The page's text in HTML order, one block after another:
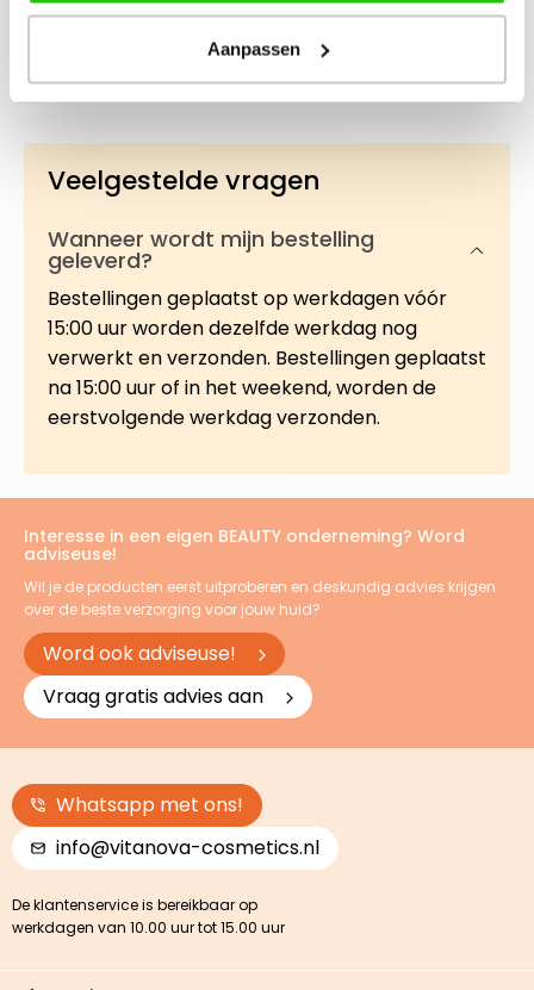
Aanpassen
Sheer Complexion Skin Tint SPF15 in de kleur
Petal biedt lichte tot medium dekking in een
multifunctionele formule van found…Meer
Veelgestelde vragen
Wanneer wordt mijn bestelling
geleverd?
Bestellingen geplaatst op werkdagen vóór
15:00 uur worden dezelfde werkdag nog
verwerkt en verzonden. Bestellingen geplaatst
na 15:00 uur of in het weekend, worden de
eerstvolgende werkdag verzonden.
Interesse in een eigen BEAUTY onderneming? Word
adviseuse!
Wil je de producten eerst uitproberen en deskundig advies krijgen
over de beste verzorging voor jouw huid?
Word ook adviseuse!
Vraag gratis advies aan
Whatsapp met ons!
info@vitanova-cosmetics.nl
De klantenservice is bereikbaar op
werkdagen van 10.00 uur tot 15.00 uur